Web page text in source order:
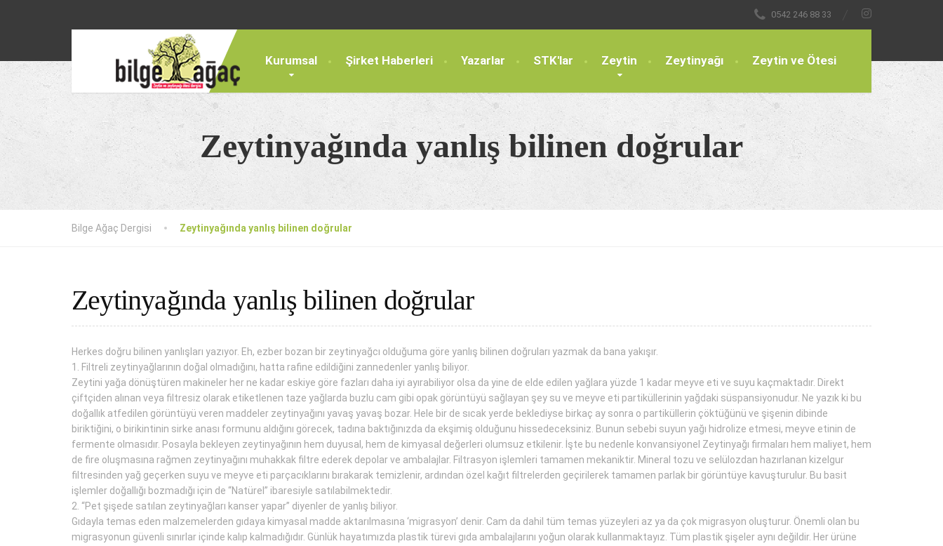
0542 246 88 33
Kurumsal Şirket Haberleri Yazarlar STK'lar Zeytin Zeytinyağı Zeytin ve Ötesi
Zeytinyağında yanlış bilinen doğrular
Bilge Ağaç Dergisi Zeytinyağında yanlış bilinen doğrular
Zeytinyağında yanlış bilinen doğrular
Herkes doğru bilinen yanlışları yazıyor. Eh, ezber bozan bir zeytinyağcı olduğuma göre yanlış bilinen doğruları yazmak da bana yakışır.
1. Filtreli zeytinyağlarının doğal olmadığını, hatta rafine edildiğini zannedenler yanlış biliyor.
Zeytini yağa dönüştüren makineler her ne kadar eskiye göre fazları daha iyi ayırabiliyor olsa da yine de elde edilen yağlara yüzde 1 kadar meyve eti ve suyu kaçmaktadır. Direkt
çiftçiden alınan veya filtresiz olarak etiketlenen taze yağlarda buzlu cam gibi opak görüntüyü sağlayan şey su ve meyve eti partiküllerinin yağdaki süspansiyonudur. Ne yazık ki bu
doğallık atfedilen görüntüyü veren maddeler zeytinyağını yavaş yavaş bozar. Hele bir de sıcak yerde beklediyse birkaç ay sonra o partiküllerin çöktüğünü ve şişenin dibinde
biriktiğini, o birikintinin sirke anası formunu aldığını görecek, tadına baktığınızda da ekşimiş olduğunu hissedeceksiniz. Bunun sebebi suyun yağı hidrolize etmesi, meyve etinin de
fermente olmasıdır. Posayla bekleyen zeytinyağının hem duyusal, hem de kimyasal değerleri olumsuz etkilenir. İşte bu nedenle konvansiyonel Zeytinyağı firmaları hem maliyet, hem
de fire oluşmasına rağmen zeytinyağını muhakkak filtre ederek depolar ve ambalajlar. Filtrasyon işlemleri tamamen mekaniktir. Mineral tozu ve selülozdan hazırlanan kizelgur
filtresinden yağ geçerken suyu ve meyve eti parçacıklarını bırakarak temizlenir, ardından özel kağıt filtrelerden geçirilerek tamamen parlak bir görüntüye kavuşturulur. Bu basit
işlemler doğallığı bozmadığı için de “Natürel” ibaresiyle satılabilmektedir.
2. “Pet şişede satılan zeytinyağları kanser yapar” diyenler de yanlış biliyor.
Gıdayla temas eden malzemelerden gıdaya kimyasal madde aktarılmasına ‘migrasyon’ denir. Cam da dahil tüm temas yüzeyleri az ya da çok migrasyon oluşturur. Önemli olan bu
migrasyonun güvenli sınırlar içinde kalıp kalmadığıdır. Günlük hayatımızda plastik türevi gıda ambalajlarını yoğun olarak kullanmaktayız. Tüm plastik şişeler aynı değildir. Her ürüne